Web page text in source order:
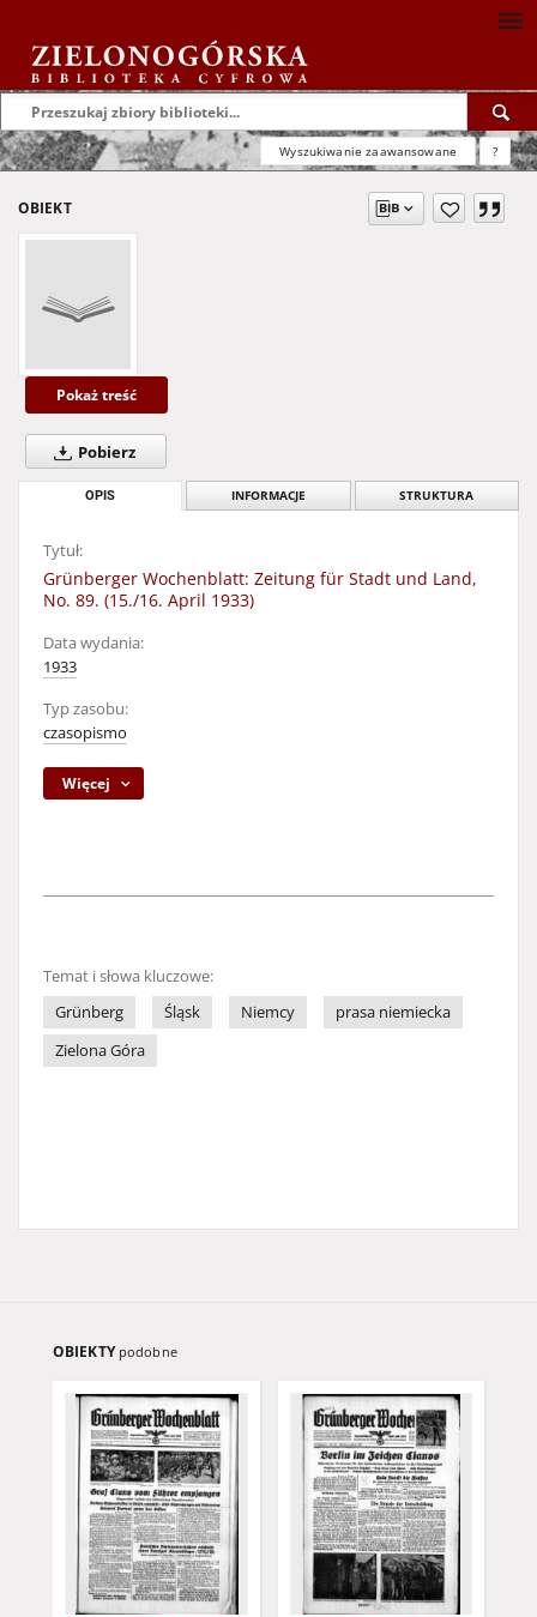
Wyszukiwanie zaawansowane ?
OBIEKT
Pokaż treść
Pobierz
OPIS INFORMACJE STRUKTURA
Tytuł:
Grünberger Wochenblatt: Zeitung für Stadt und Land,
No. 89. (15./16. April 1933)
Data wydania:
1933
Typ zasobu:
czasopismo
Więcej
Temat i słowa kluczowe:
Grünberg
Śląsk Niemcy
prasa niemiecka
Zielona Góra
OBIEKTY podobne